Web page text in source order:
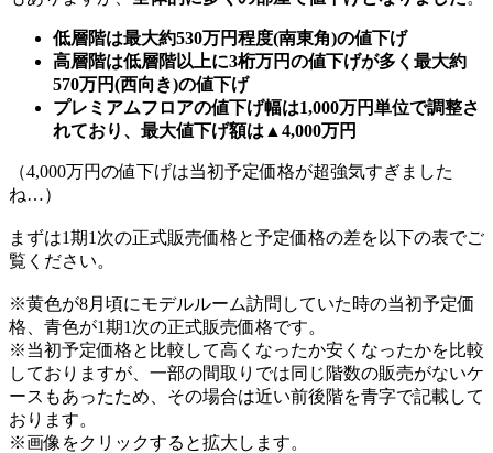
低層階は最大約530万円程度(南東角)の値下げ
高層階は低層階以上に3桁万円の値下げが多く最大約
570万円(西向き)の値下げ
プレミアムフロアの値下げ幅は1,000万円単位で調整さ
れており、最大値下げ額は▲4,000万円
（4,000万円の値下げは当初予定価格が超強気すぎました
ね…）
まずは1期1次の正式販売価格と予定価格の差を以下の表でご
覧ください。
※黄色が8月頃にモデルルーム訪問していた時の当初予定価
格、青色が1期1次の正式販売価格です。
※当初予定価格と比較して高くなったか安くなったかを比較
しておりますが、一部の間取りでは同じ階数の販売がないケ
ースもあったため、その場合は近い前後階を青字で記載して
おります。
※画像をクリックすると拡大します。